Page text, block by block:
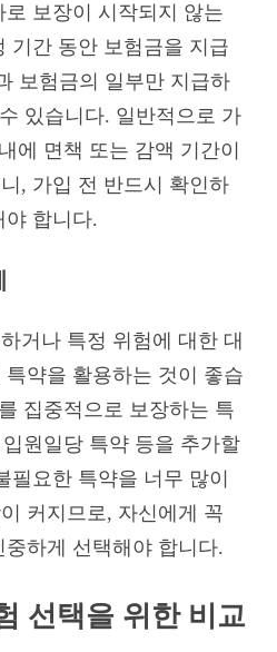
보장이 시작되지 않는
기간 동안 보험금을 지급
보험금의 일부만 지급하
있습니다. 일반적으로 가
에 면책 또는 감액 기간이
, 가입 전 반드시 확인하
야 합니다.
거나 특정 위험에 대한 대
약을 활용하는 것이 좋습
집중적으로 보장하는 특
원일당 특약 등을 추가할
필요한 특약을 너무 많이
커지므로, 자신에게 꼭
하게 선택해야 합니다.
선택을 위한 비교